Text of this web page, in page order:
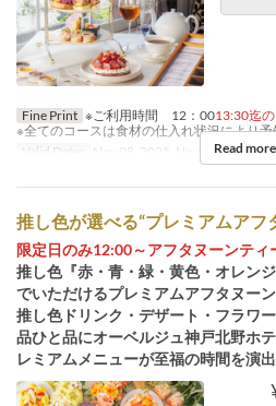
Fine Print ※ご利用時間 12：0013:30迄
※全てのコースは食材の仕入れ状況により予
Valid Dates
Nov 08, 2025, Nov 22, 2025,
Read more
推し色が選べる“プレミアムアフ
限定日のみ12:00～アフタヌーンティ
推し色『赤・青・緑・黄色・オレン
でいただけるプレミアムアフタヌーン
推し色ドリンク・デザート・フラワ
品ひと品にオーベルジュ神戸北野ホ
レミアムメニューが至福の時間を演出